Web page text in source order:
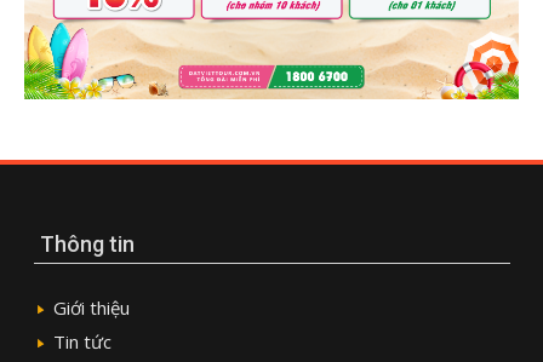
Thông tin
Giới thiệu
Tin tức